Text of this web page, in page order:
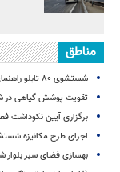
مناطق
شستشوی ۸۰ تابلو راهنمای مسیر با استفاده از بالابر
تقویت پوشش گیاهی در
برگزاری آیین نکوداشت
اجرای طرح مکانیزه
بهسازی فضای سبز بلوار